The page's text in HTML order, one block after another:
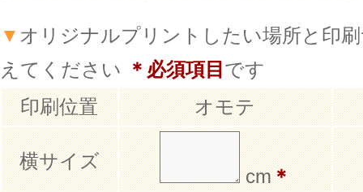
▼ オリジナルプリントしたい場所と印
えてください ＊必須項目 です
印刷位置
オモテ
横サイズ
cm＊